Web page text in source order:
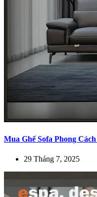
Mua Ghế Sofa Phong
29 Tháng 7, 2025